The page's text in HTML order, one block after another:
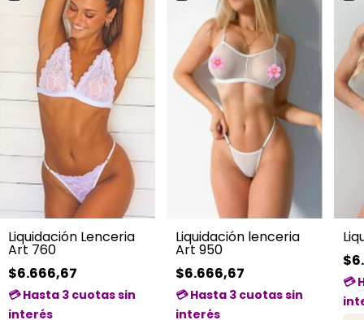
Liquidación Lenceria
Art 760
$6.666,67
Liquidación lenceria
Art 950
$6.666,67